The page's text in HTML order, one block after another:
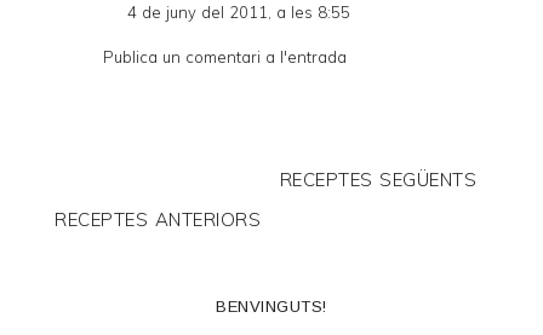
4 de juny del 2011, a les 8:55
Publica un comentari a l'entrada
RECEPTES SEGÜENTS
RECEPTES ANTERIORS
BENVINGUTS!